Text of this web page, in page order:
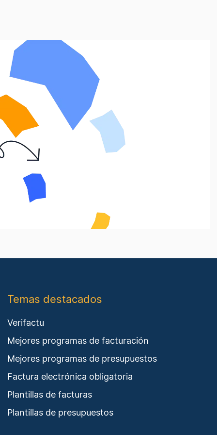
Temas destacados
Verifactu
Mejores programas de facturación
Mejores programas de presupuestos
Factura electrónica obligatoria
Plantillas de facturas
Plantillas de presupuestos